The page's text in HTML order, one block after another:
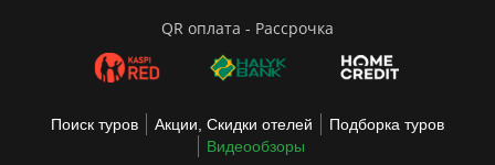
QR оплата - Рассрочка
Поиск туров Акции, Скидки отелей
Подборка туров
Видеообзоры